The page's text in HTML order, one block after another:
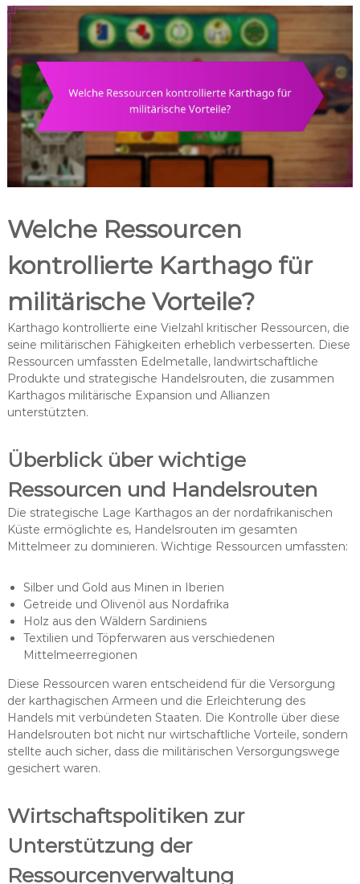
Welche Ressourcen
kontrollierte Karthago für
militärische Vorteile?
Karthago kontrollierte eine Vielzahl kritischer Ressourcen, die
seine militärischen Fähigkeiten erheblich verbesserten. Diese
Ressourcen umfassten Edelmetalle, landwirtschaftliche
Produkte und strategische Handelsrouten, die zusammen
Karthagos militärische Expansion und Allianzen
unterstützten.
Überblick über wichtige
Ressourcen und Handelsrouten
Die strategische Lage Karthagos an der nordafrikanischen
Küste ermöglichte es, Handelsrouten im gesamten
Mittelmeer zu dominieren. Wichtige Ressourcen umfassten:
Silber und Gold aus Minen in Iberien
Getreide und Olivenöl aus Nordafrika
Holz aus den Wäldern Sardiniens
Textilien und Töpferwaren aus verschiedenen
Mittelmeerregionen
Diese Ressourcen waren entscheidend für die Versorgung
der karthagischen Armeen und die Erleichterung des
Handels mit verbündeten Staaten. Die Kontrolle über diese
Handelsrouten bot nicht nur wirtschaftliche Vorteile, sondern
stellte auch sicher, dass die militärischen Versorgungswege
gesichert waren.
Wirtschaftspolitiken zur
Unterstützung der
Ressourcenverwaltung